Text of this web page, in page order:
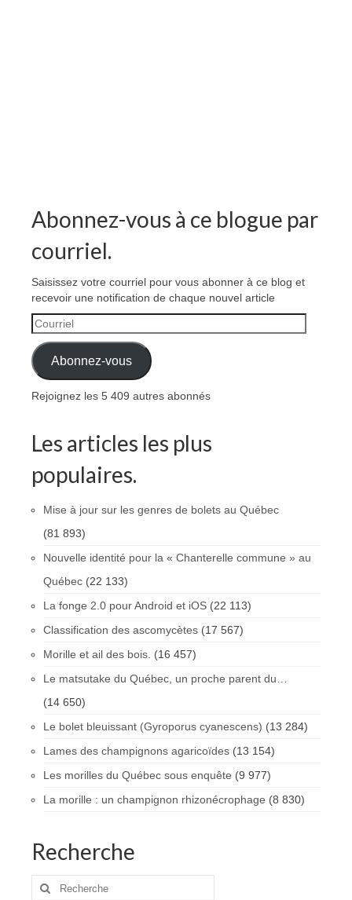
Abonnez-vous à ce blogue par
courriel.
Saisissez votre courriel pour vous abonner à ce blog et
recevoir une notification de chaque nouvel article
Courriel
Abonnez-vous
Rejoignez les 5 409 autres abonnés
Les articles les plus
populaires.
Mise à jour sur les genres de bolets au Québec
(81 893)
Nouvelle identité pour la « Chanterelle commune » au
Québec (22 133)
La fonge 2.0 pour Android et iOS (22 113)
Classification des ascomycètes (17 567)
Morille et ail des bois. (16 457)
Le matsutake du Québec, un proche parent du…
(14 650)
Le bolet bleuissant (Gyroporus cyanescens) (13 284)
Lames des champignons agaricoïdes (13 154)
Les morilles du Québec sous enquête (9 977)
La morille : un champignon rhizonécrophage (8 830)
Recherche
Rechercher